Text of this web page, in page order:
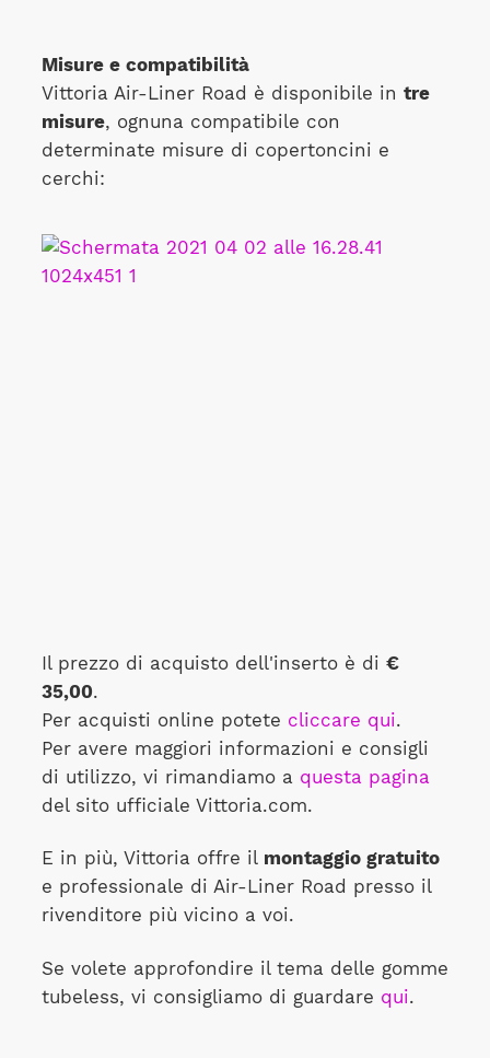
Misure e compatibilità
Vittoria Air-Liner Road è disponibile in tre
misure, ognuna compatibile con
determinate misure di copertoncini e
cerchi:
Il prezzo di acquisto dell'inserto è di €
35,00.
Per acquisti online potete cliccare qui.
Per avere maggiori informazioni e consigli
di utilizzo, vi rimandiamo a questa pagina
del sito ufficiale Vittoria.com.
E in più, Vittoria offre il montaggio gratuito
e professionale di Air-Liner Road presso il
rivenditore più vicino a voi.
Se volete approfondire il tema delle gomme
tubeless, vi consigliamo di guardare qui.